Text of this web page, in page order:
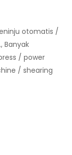
otomatis /
Banyak
/ power
/ shearing